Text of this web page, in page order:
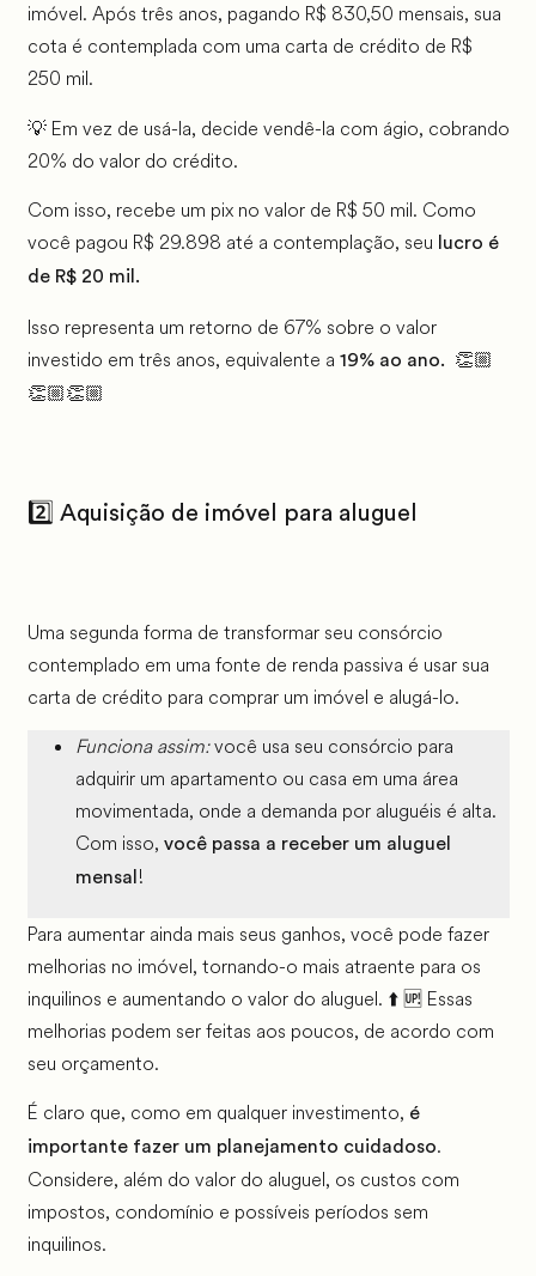
imóvel. Após três anos, pagando R$ 830,50 mensais, sua
cota é contemplada com uma carta de crédito de R$
250 mil.
💡 Em vez de usá-la, decide vendê-la com ágio, cobrando
20% do valor do crédito.
Com isso, recebe um pix no valor de R$ 50 mil. Como
você pagou R$ 29.898 até a contemplação, seu lucro é
de R$ 20 mil.
Isso representa um retorno de 67% sobre o valor
investido em três anos, equivalente a 19% ao ano. 👏🏼
👏🏼👏🏼
2️⃣ Aquisição de imóvel para aluguel
Uma segunda forma de transformar seu consórcio
contemplado em uma fonte de renda passiva é usar sua
carta de crédito para comprar um imóvel e alugá-lo.
Funciona assim:você usa seu consórcio para
adquirir um apartamento ou casa em uma área
movimentada, onde a demanda por aluguéis é alta.
Com isso, você passa a receber um aluguel
mensal !
Para aumentar ainda mais seus ganhos, você pode fazer
melhorias no imóvel, tornando-o mais atraente para os
inquilinos e aumentando o valor do aluguel. ⬆️ 🆙 Essas
melhorias podem ser feitas aos poucos, de acordo com
seu orçamento.
É claro que, como em qualquer investimento, é
importante fazer um planejamento cuidadoso.
Considere, além do valor do aluguel, os custos com
impostos, condomínio e possíveis períodos sem
inquilinos.